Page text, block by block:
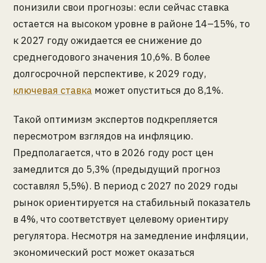
понизили свои прогнозы: если сейчас ставка
остается на высоком уровне в районе 14–15%, то
к 2027 году ожидается ее снижение до
среднегодового значения 10,6%. В более
долгосрочной перспективе, к 2029 году,
ключевая ставка может опуститься до 8,1%.
Такой оптимизм экспертов подкрепляется
пересмотром взглядов на инфляцию.
Предполагается, что в 2026 году рост цен
замедлится до 5,3% (предыдущий прогноз
составлял 5,5%). В период с 2027 по 2029 годы
рынок ориентируется на стабильный показатель
в 4%, что соответствует целевому ориентиру
регулятора. Несмотря на замедление инфляции,
экономический рост может оказаться